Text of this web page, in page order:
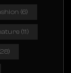
(6)
(11)